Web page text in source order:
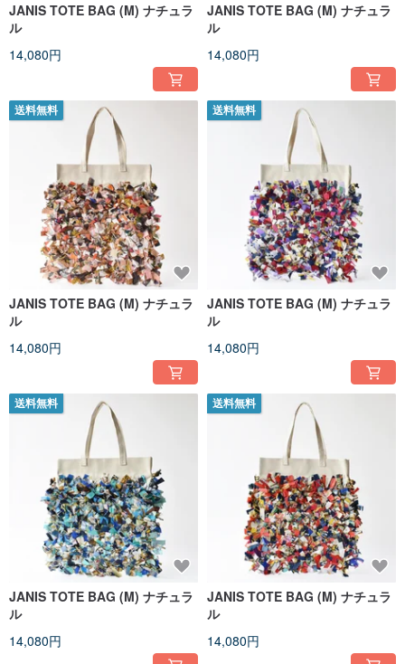
JANIS TOTE BAG (M) ナチュラ
ル
14,080円
JANIS TOTE BAG (M) ナチュラ
ル
14,080円
送料無料
JANIS TOTE BAG (M) ナチュラ
ル
14,080円
送料無料
JANIS TOTE BAG (M) ナチュラ
ル
14,080円
送料無料
JANIS TOTE BAG (M) ナチュラ
ル
14,080円
送料無料
JANIS TOTE BAG (M) ナチュラ
ル
14,080円